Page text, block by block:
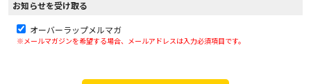
お知らせを受け取る
オーバーラップメルマガ
※メールマガジンを希望する場合、メールアドレスは入力必須項目です。